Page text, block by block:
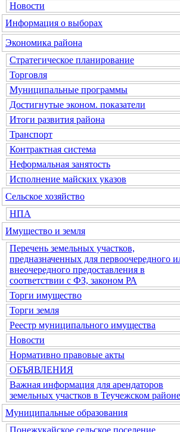
Новости
Информация о выборах
Экономика района
Стратегическое планирование
Торговля
Муниципальные программы
Достигнутые эконом. показатели
Итоги развития района
Транспорт
Контрактная система
Неформальная занятость
Исполнение майских указов
Сельское хозяйство
НПА
Имущество и земля
Перечень земельных участков,
предназначенных для первоочередного
внеочередного предоставления в
соответствии с ФЗ, законом РА
Торги имущество
Торги земля
Реестр муниципального имущества
Новости
Нормативно правовые акты
ОБЪЯВЛЕНИЯ
Важная информация для арендаторов
земельных участков в Теучежском
Муниципальные образования
Понежукайское сельское поселение